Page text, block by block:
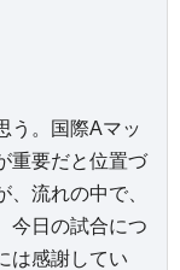
う。国際Aマッ
重要だと位置づ
流れの中で、
今日の試合につ
は感謝してい